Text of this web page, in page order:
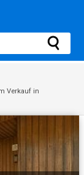
Verkauf in